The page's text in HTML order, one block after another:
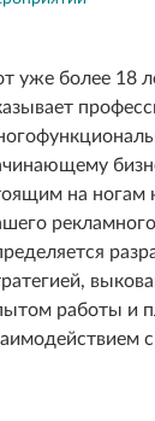
уже более 18
на ногам
работы и